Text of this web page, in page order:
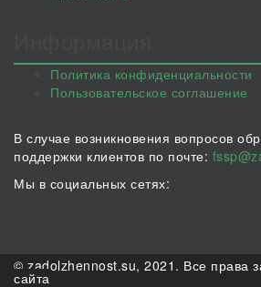
Политика конфиденциальности
Пользовательское соглашение
В случае возникновения вопросов
поддержки клиентов по почте:
Мы в социальных сетях:
© zadolzhennost.su, 2021. Все права
сайта